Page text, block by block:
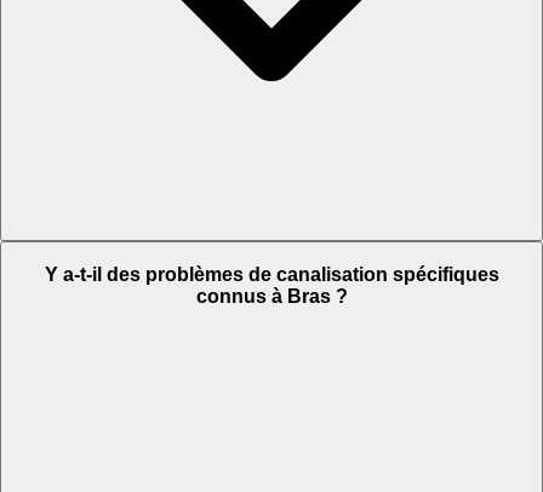
Y a-t-il des problèmes de canalisation spécifiques
connus à Bras ?